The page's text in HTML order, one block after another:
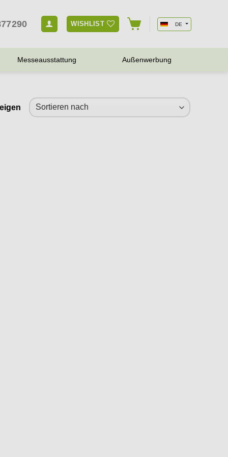
WISHLIST DE
Messeausstattung Außenwerbung